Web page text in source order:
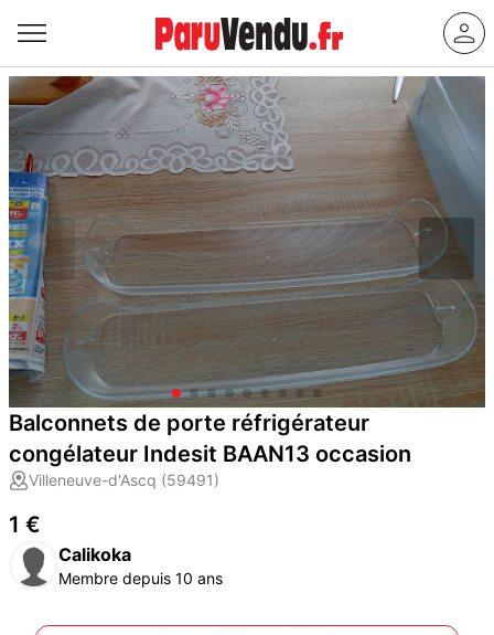
Balconnets de porte réfrigérateur
congélateur Indesit BAAN13 occasion
Villeneuve-d'Ascq (59491)
1 €
Calikoka
Membre depuis 10 ans